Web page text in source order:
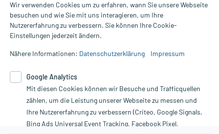
Alle Preise gelten inkl. MwSt., ggf. zzgl. Versandkosten
Informationen auf dieser Website werden ausschließlich für
die Untersuchung und Behandlung durch einen Arzt. Bitte
Therapien eingeleitet werden können. | Diese Webseite benutzt
Google Analytics. Lesen Sie bitte dazu die wichtigen Hinweise in
unserer Datenschutzerklärung. Für den Widerruf einer Bestellung
nutzen Sie das Formular:
Wir verwenden Cookies um zu erfahren, wann Sie unsere Webseite
besuchen und wie Sie mit uns interagieren, um Ihre
Nutzererfahrung zu verbessern. Sie können Ihre Cookie-
Einstellungen jederzeit ändern.
Nähere Informationen: Datenschutzerklärung Impressum
Google Analytics
Mit diesen Cookies können wir Besuche und Trafficquellen
zählen, um die Leistung unserer Webseite zu messen und
Ihre Nutzererfahrung zu verbessern (Criteo, Google Signals,
Bing Ads Universal Event Tracking, Facebook Pixel,